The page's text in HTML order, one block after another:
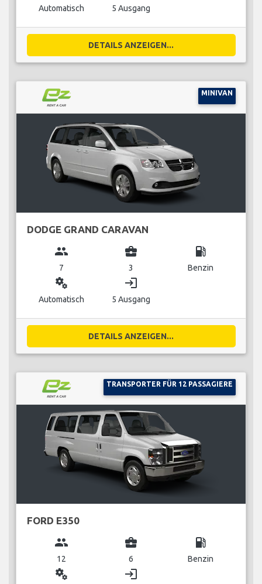
Automatisch 5 Ausgang
DETAILS ANZEIGEN...
MINIVAN
DODGE GRAND CARAVAN
group
7
business_center
3
local_gas_station
Benzin
miscellaneous_services
Automatisch
login
5 Ausgang
DETAILS ANZEIGEN...
TRANSPORTER FÜR 12 PASSAGIERE
FORD E350
group
12
business_center
6
local_gas_station
Benzin
miscellaneous_services login